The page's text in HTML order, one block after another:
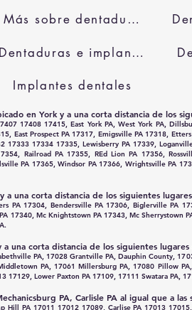
Más sobre dentaduras
Dentaduras e implantes
Implantes dentales
en York y a una corta distancia de los
17408 17415, East York PA, West York PA,
East Prospect PA 17317, Emigsville PA 17318,
17333 17334 17335, Lewisberry PA 17339,
Railroad PA 17355, REd Lion PA 17356,
PA 17365, Windsor PA 17366, Wrightsville PA
a una corta distancia de los siguientes
PA 17304, Bendersville PA 17306, Biglerville PA
17340, Mc Knightstown PA 17343, Mc Sherrystown
una corta distancia de los siguientes
PA, 17028 Grantville PA, Dauphin County,
PA, 17061 Millersburg PA, 17080 Pillow
Lower Paxton PA 17109, 17111 Swatara PA,
PA, Carlisle PA al igual que a
Hill PA 17011 17012 17089, Carlise PA 17013